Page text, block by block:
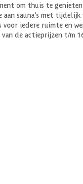
om thuis te
aan sauna’s met
iedere ruimte en
de actieprijzen t/m